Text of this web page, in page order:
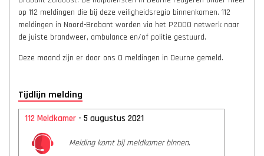
op 112 meldingen die bij deze veiligheidsregio binnenkomen. 112
meldingen in Noord-Brabant worden via het P2000 netwerk naar
de juiste brandweer, ambulance en/of politie gestuurd.
Deze maand zijn er door ons 0 meldingen in Deurne gemeld.
Tijdlijn melding
112 Meldkamer - 5 augustus 2021
Melding komt bij meldkamer binnen.